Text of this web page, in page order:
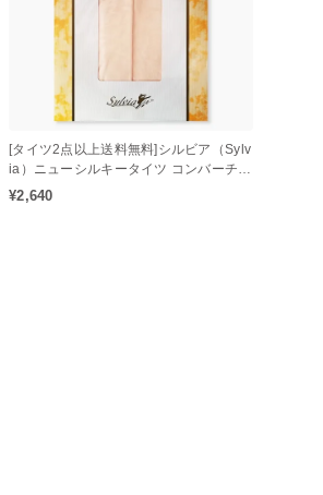
[タイツ2点以上送料無料]シルビア（Sylv
ia）ニューシルキータイツ コンバーチブ
ルタイプ（子供用）
¥2,640